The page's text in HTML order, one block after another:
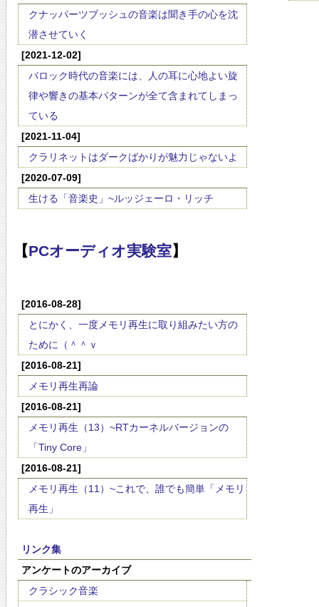
クナッパーツブッシュの音楽は聞き手の心を沈
潜させていく
[2021-12-02]
バロック時代の音楽には、人の耳に心地よい旋
律や響きの基本パターンが全て含まれてしまっ
ている
[2021-11-04]
クラリネットはダークばかりが魅力じゃないよ
[2020-07-09]
生ける「音楽史」~ルッジェーロ・リッチ
【PCオーディオ実験室】
[2016-08-28]
とにかく、一度メモリ再生に取り組みたい方の
ために（＾＾ｖ
[2016-08-21]
メモリ再生再論
[2016-08-21]
メモリ再生（13）~RTカーネルバージョンの
「Tiny Core」
[2016-08-21]
メモリ再生（11）~これで、誰でも簡単「メモリ
再生」
リンク集
アンケートのアーカイブ
クラシック音楽